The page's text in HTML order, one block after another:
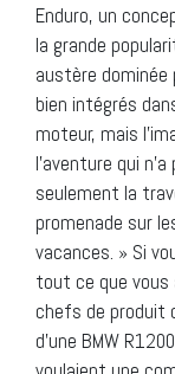
Enduro, un
la grande
austère
bien intégrés
moteur, mais
l’aventure qui
seulement la
promenade sur
vacances. » Si
tout ce que vous
chefs de produit
d’une BMW